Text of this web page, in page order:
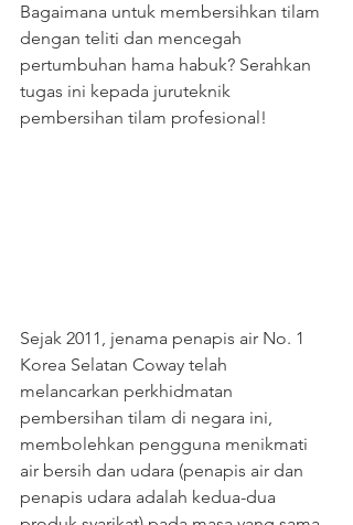
Bagaimana untuk membersihkan tilam
dengan teliti dan mencegah
pertumbuhan hama habuk? Serahkan
tugas ini kepada juruteknik
pembersihan tilam profesional!
Sejak 2011, jenama penapis air No. 1
Korea Selatan Coway telah
melancarkan perkhidmatan
pembersihan tilam di negara ini,
membolehkan pengguna menikmati
air bersih dan udara (penapis air dan
penapis udara adalah kedua-dua